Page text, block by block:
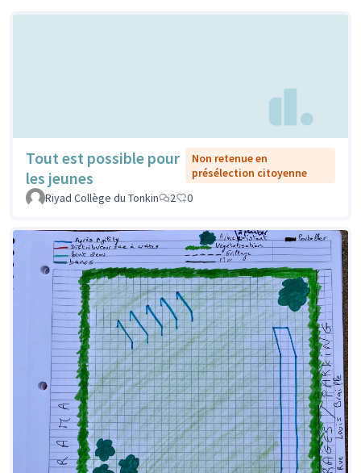
Tout est possible pour
les jeunes
Non retenue en
présélection citoyenne
Riyad Collège du Tonkin
2 0